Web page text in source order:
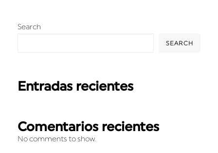
Search
SEARCH
Entradas recientes
Comentarios recientes
No comments to show.